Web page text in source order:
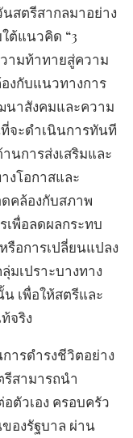
นสตรีสากลมาอย่าง
ต้แนวคิด “3
ามท้าทายสู่ความ
งกับแนวทางการ
าสังคมและความ
จะดำเนินการทันที
นการส่งเสริมและ
งโอกาสและ
คล้องกับสภาพ
เพื่อลดผลกระทบ
อการเปลี่ยนแปลง
มเปราะบางทาง
เพื่อให้สตรีและ
จริง
ารดำรงชีวิตอย่าง
สามารถนำ
ตัวเอง ครอบครัว
องรัฐบาล ผ่าน